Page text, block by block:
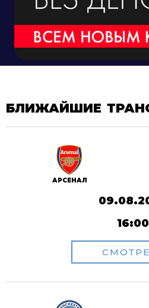
БЛИЖАЙШИЕ
АРСЕНАЛ
16:00